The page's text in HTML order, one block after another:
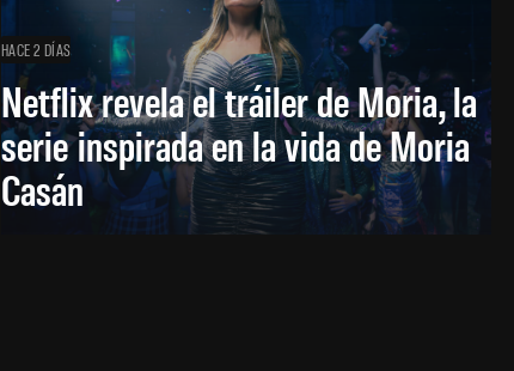
HACE 2 DÍAS
Netflix revela el tráiler de Moria, la
serie inspirada en la vida de Moria
Casán